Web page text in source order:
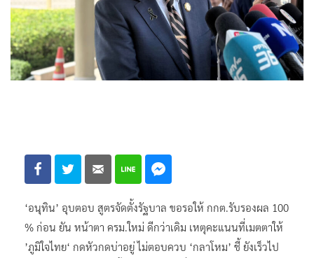
‘อนุทิน’ อุบตอบ สูตรจัดตั้งรัฐบาล ขอรอให้ กกต.รับรองผล 100
% ก่อน ยัน หน้าตา ครม.ใหม่ ดีกว่าเดิม เหตุคะแนนที่เมตตาให้
’ภูมิใจไทย‘ กดหัวกดบ่าอยู่ ไม่ตอบควบ ‘กลาโหม’ ชี้ ยังเร็วไป